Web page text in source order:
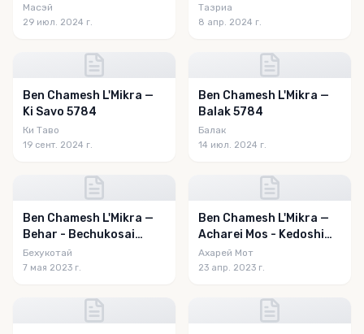
Масэй
29 июл. 2024 г.
Тазриа
8 апр. 2024 г.
Ben Chamesh L'Mikra —
Ki Savo 5784
Ки Таво
19 сент. 2024 г.
Ben Chamesh L'Mikra —
Balak 5784
Балак
14 июл. 2024 г.
Ben Chamesh L'Mikra —
Behar - Bechukosai
5783
Бехукотай
7 мая 2023 г.
Ben Chamesh L'Mikra —
Acharei Mos - Kedoshim
5783
Ахарей Мот
23 апр. 2023 г.